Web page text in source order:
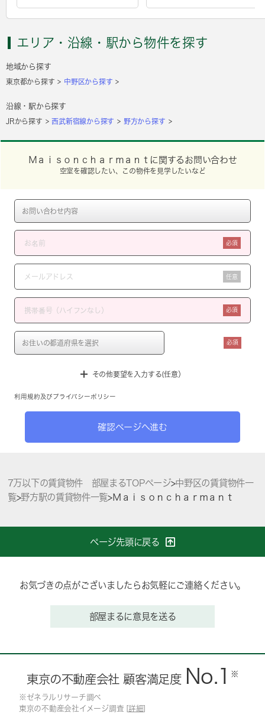
エリア・沿線・駅から物件を探す
地域から探す
東京都から探す 中野区から探す
沿線・駅から探す
JRから探す 西武新宿線から探す 野方から探す
Ｍａｉｓｏｎｃｈａｒｍａｎｔに関するお問い合わせ
空室を確認したい、この物件を見学したいなど
必須
任意
必須
必須
その他要望を入力する(任意）
利用規約 及び プライバシーポリシー
確認ページへ進む
7万以下の賃貸物件 部屋まるTOPページ>中野区の賃貸物件一
覧>野方駅の賃貸物件一覧>Ｍａｉｓｏｎｃｈａｒｍａｎｔ
ページ先頭に戻る
お気づきの点がございましたらお気軽にご連絡ください。
部屋まるに意見を送る
東京の不動産会社 顧客満足度 No.1 ※
※ゼネラルリサーチ調べ
東京の不動産会社イメージ調査 [ 詳細